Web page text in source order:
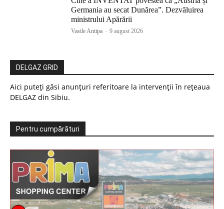
Germania au secat Dunărea”. Dezvăluirea
ministrului Apărării
Vasile Antipa - 9 august 2026
DELGAZ GRID
Aici puteți găsi anunțuri referitoare la intervenții în rețeaua
DELGAZ din Sibiu.
Pentru cumpărături